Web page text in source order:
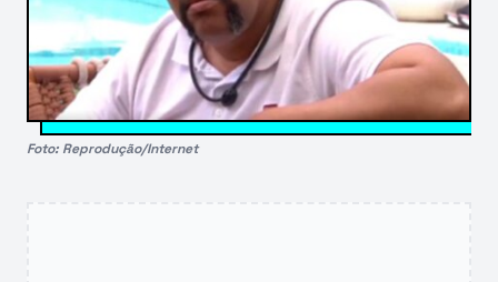
Foto: Reprodução/Internet